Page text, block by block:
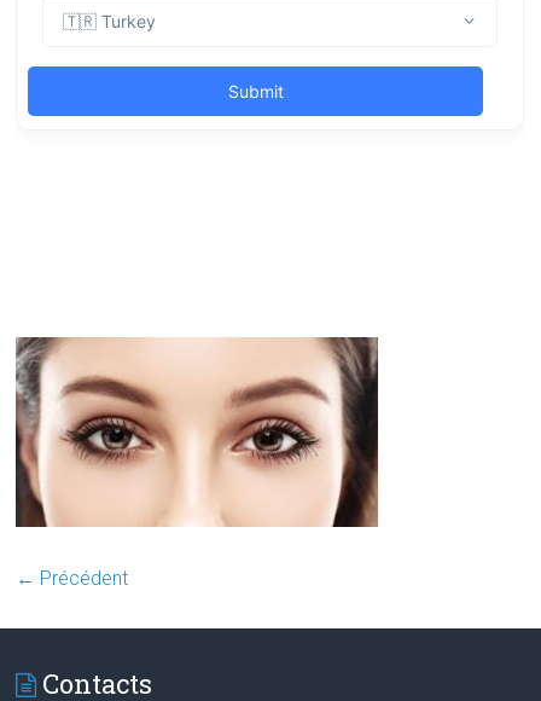
← Précédent
Contacts